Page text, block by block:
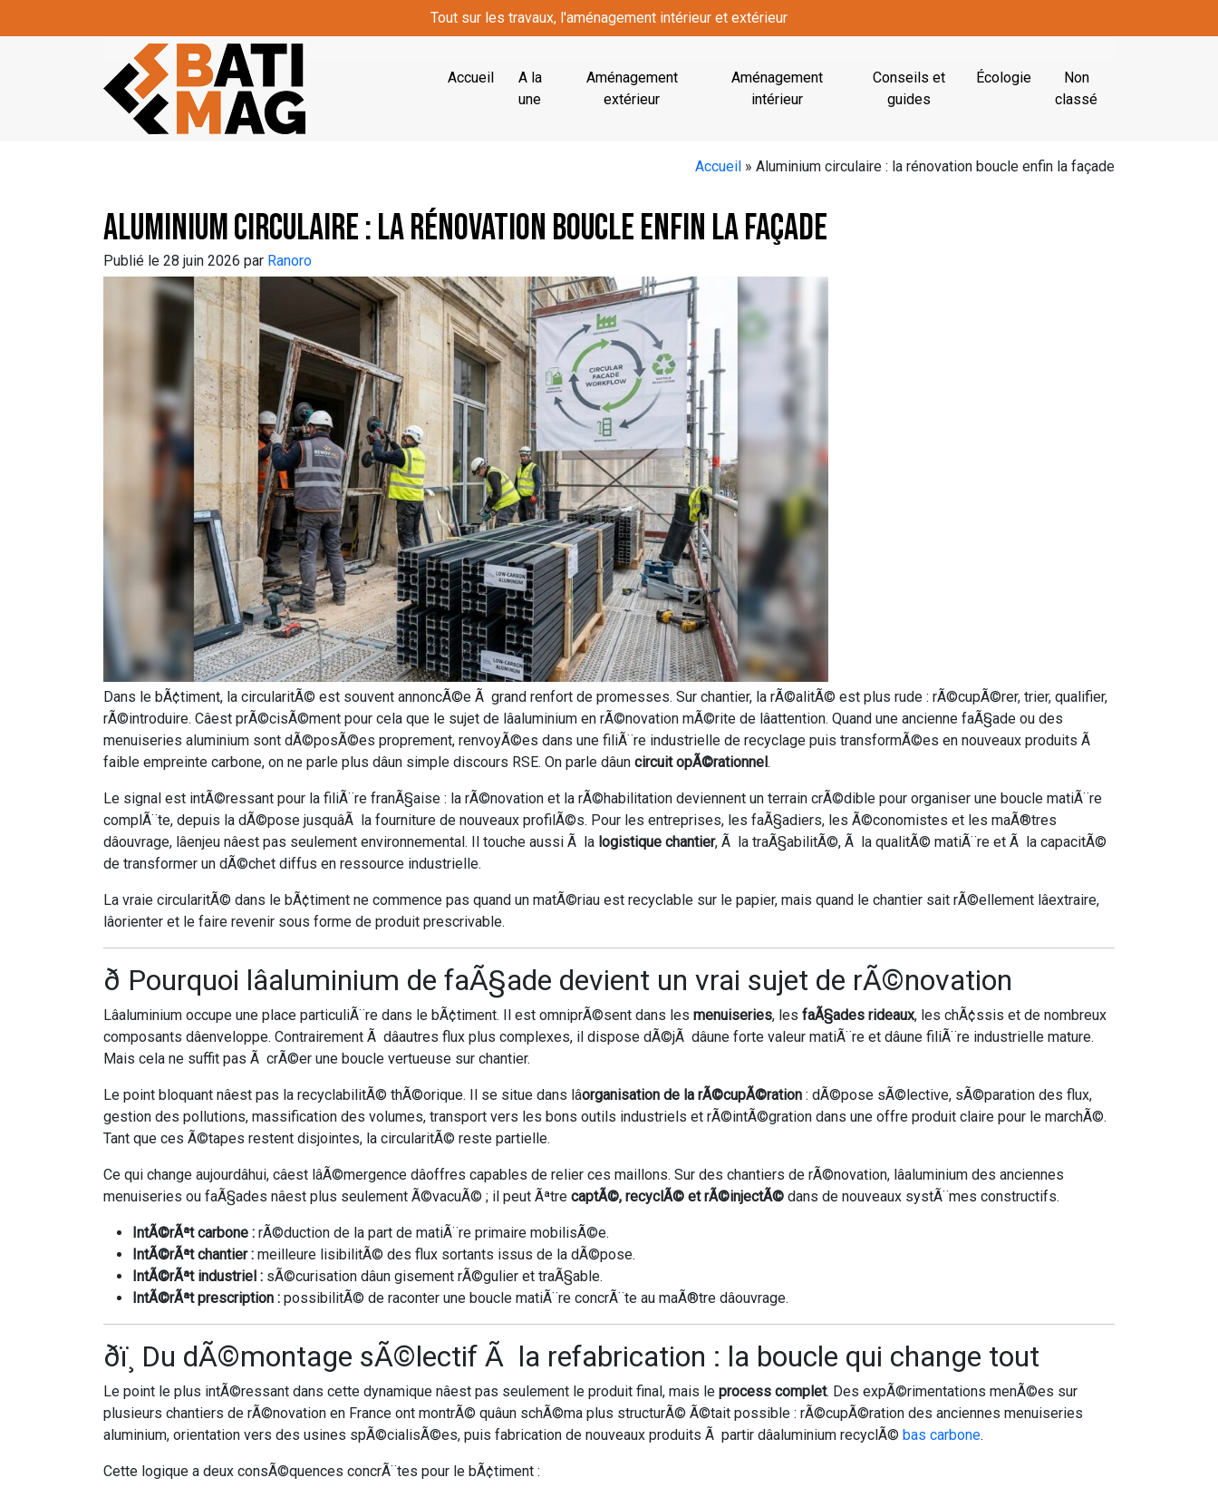
Tout sur les travaux, l'aménagement intérieur et extérieur
Accueil
A la
une
Aménagement
extérieur
Aménagement
intérieur
Conseils et
guides
Écologie
Non
classé
Accueil » Aluminium circulaire : la rénovation boucle enfin la façade
Aluminium circulaire : la rénovation boucle enfin la façade
Publié le 28 juin 2026 par Ranoro
Dans le bÃ¢timent, la circularitÃ© est souvent annoncÃ©e Ã grand renfort de promesses. Sur chantier, la rÃ©alitÃ© est plus rude : rÃ©cupÃ©rer, trier, qualifier,
rÃ©introduire. Câest prÃ©cisÃ©ment pour cela que le sujet de lâaluminium en rÃ©novation mÃ©rite de lâattention. Quand une ancienne faÃ§ade ou des
menuiseries aluminium sont dÃ©posÃ©es proprement, renvoyÃ©es dans une filiÃ¨re industrielle de recyclage puis transformÃ©es en nouveaux produits Ã
faible empreinte carbone, on ne parle plus dâun simple discours RSE. On parle dâun circuit opÃ©rationnel.
Le signal est intÃ©ressant pour la filiÃ¨re franÃ§aise : la rÃ©novation et la rÃ©habilitation deviennent un terrain crÃ©dible pour organiser une boucle matiÃ¨re
complÃ¨te, depuis la dÃ©pose jusquâÃ la fourniture de nouveaux profilÃ©s. Pour les entreprises, les faÃ§adiers, les Ã©conomistes et les maÃ®tres
dâouvrage, lâenjeu nâest pas seulement environnemental. Il touche aussi Ã la logistique chantier, Ã la traÃ§abilitÃ©, Ã la qualitÃ© matiÃ¨re et Ã la capacitÃ©
de transformer un dÃ©chet diffus en ressource industrielle.
La vraie circularitÃ© dans le bÃ¢timent ne commence pas quand un matÃ©riau est recyclable sur le papier, mais quand le chantier sait rÃ©ellement lâextraire,
lâorienter et le faire revenir sous forme de produit prescrivable.
ð Pourquoi lâaluminium de faÃ§ade devient un vrai sujet de rÃ©novation
Lâaluminium occupe une place particuliÃ¨re dans le bÃ¢timent. Il est omniprÃ©sent dans les menuiseries, les faÃ§ades rideaux, les chÃ¢ssis et de nombreux
composants dâenveloppe. Contrairement Ã dâautres flux plus complexes, il dispose dÃ©jÃ dâune forte valeur matiÃ¨re et dâune filiÃ¨re industrielle mature.
Mais cela ne suffit pas Ã crÃ©er une boucle vertueuse sur chantier.
Le point bloquant nâest pas la recyclabilitÃ© thÃ©orique. Il se situe dans lâorganisation de la rÃ©cupÃ©ration : dÃ©pose sÃ©lective, sÃ©paration des flux,
gestion des pollutions, massification des volumes, transport vers les bons outils industriels et rÃ©intÃ©gration dans une offre produit claire pour le marchÃ©.
Tant que ces Ã©tapes restent disjointes, la circularitÃ© reste partielle.
Ce qui change aujourdâhui, câest lâÃ©mergence dâoffres capables de relier ces maillons. Sur des chantiers de rÃ©novation, lâaluminium des anciennes
menuiseries ou faÃ§ades nâest plus seulement Ã©vacuÃ© ; il peut Ãªtre captÃ©, recyclÃ© et rÃ©injectÃ© dans de nouveaux systÃ¨mes constructifs.
IntÃ©rÃªt carbone : rÃ©duction de la part de matiÃ¨re primaire mobilisÃ©e.
IntÃ©rÃªt chantier : meilleure lisibilitÃ© des flux sortants issus de la dÃ©pose.
IntÃ©rÃªt industriel : sÃ©curisation dâun gisement rÃ©gulier et traÃ§able.
IntÃ©rÃªt prescription : possibilitÃ© de raconter une boucle matiÃ¨re concrÃ¨te au maÃ®tre dâouvrage.
ðï¸ Du dÃ©montage sÃ©lectif Ã la refabrication : la boucle qui change tout
Le point le plus intÃ©ressant dans cette dynamique nâest pas seulement le produit final, mais le process complet. Des expÃ©rimentations menÃ©es sur
plusieurs chantiers de rÃ©novation en France ont montrÃ© quâun schÃ©ma plus structurÃ© Ã©tait possible : rÃ©cupÃ©ration des anciennes menuiseries
aluminium, orientation vers des usines spÃ©cialisÃ©es, puis fabrication de nouveaux produits Ã partir dâaluminium recyclÃ© bas carbone.
Cette logique a deux consÃ©quences concrÃ¨tes pour le bÃ¢timent :